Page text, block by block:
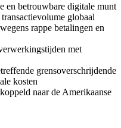
en betrouwbare digitale munt
globaal
rappe betalingen en
met
grensoverschrijdende
kosten
naar de Amerikaanse